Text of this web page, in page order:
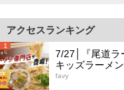
アクセスランキング
1
7/27│『尾道ラ
キッズラーメ
favy